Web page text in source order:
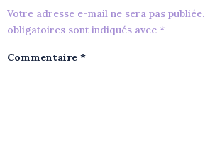
Votre adresse e-mail ne sera pas publiée.
obligatoires sont indiqués avec *
Commentaire *